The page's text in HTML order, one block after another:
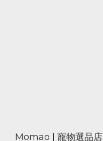
Momao | 寵物選品店